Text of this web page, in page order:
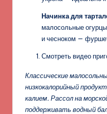
Начинка для
малосольные
и чесноком —
Смотреть видео
Классические
низкокалорийный
калием. Рассол на
поддерживать водный